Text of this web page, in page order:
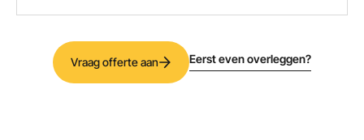
Vraag offerte aan Eerst even overleggen?